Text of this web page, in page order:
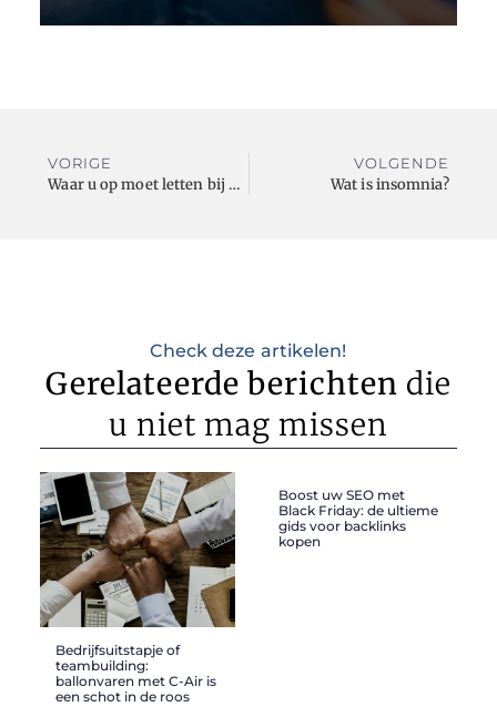
VORIGE
Waar u op moet letten bij het kopen van hondensnacks
VOLGENDE
Wat is insomnia?
Check deze artikelen!
Gerelateerde berichten die
u niet mag missen
Bedrijfsuitstapje of
teambuilding:
ballonvaren met C-Air is
een schot in de roos
Boost uw SEO met
Black Friday: de ultieme
gids voor backlinks
kopen